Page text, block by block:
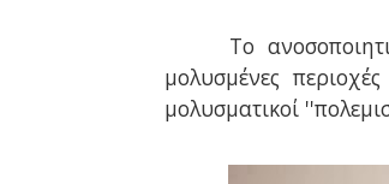
Το
μολυσμένες
μολυσματικοί